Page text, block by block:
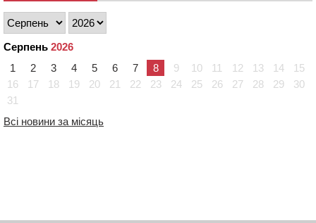
Серпень 2026
1
2 3 4 5 6 7 8 9 10 11 12 13 14
15
16
17 18 19 20 21 22 23 24 25 26 27 28 29
30
31
Всі новини за місяць